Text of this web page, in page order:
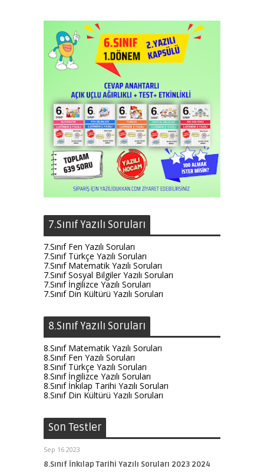
7.Sınıf Yazılı Soruları
7.Sınıf Fen Yazılı Soruları
7.Sınıf Türkçe Yazılı Soruları
7.Sınıf Matematik Yazılı Soruları
7.Sınıf Sosyal Bilgiler Yazılı Soruları
7.Sınıf İngilizce Yazılı Soruları
7.Sınıf Din Kültürü Yazılı Soruları
8.Sınıf Yazılı Soruları
8.Sınıf Matematik Yazılı Soruları
8.Sınıf Fen Yazılı Soruları
8.Sınıf Türkçe Yazılı Soruları
8.Sınıf İngilizce Yazılı Soruları
8.Sınıf İnkılap Tarihi Yazılı Soruları
8.Sınıf Din Kültürü Yazılı Soruları
Son Testler
Sep 16 2023
8.Sınıf İnkılap Tarihi Yazılı Soruları 2023 2024